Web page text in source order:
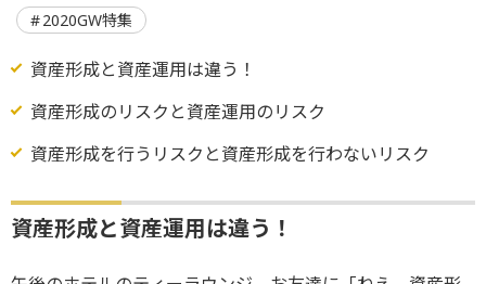
2020GW特集
資産形成と資産運用は違う！
資産形成のリスクと資産運用のリスク
資産形成を行うリスクと資産形成を行わないリスク
資産形成と資産運用は違う！